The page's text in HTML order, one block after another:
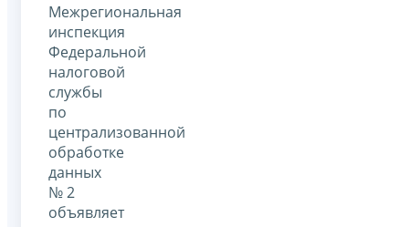
Межрегиональная
инспекция
Федеральной
налоговой
службы
по
централизованной
обработке
данных
№ 2
объявляет